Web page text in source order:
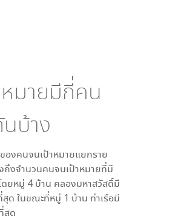
มายมีกี่คน
บ้าง
องคนจนเป้าหมายแยกราย
งจำนวนคนจนเป้าหมายที่มี
ดยหมู่ 4 บ้าน คลองมหาสวัสดิ์มี
สุด ในขณะที่หมู่ 1 บ้าน ท่าเรือมี
สุด